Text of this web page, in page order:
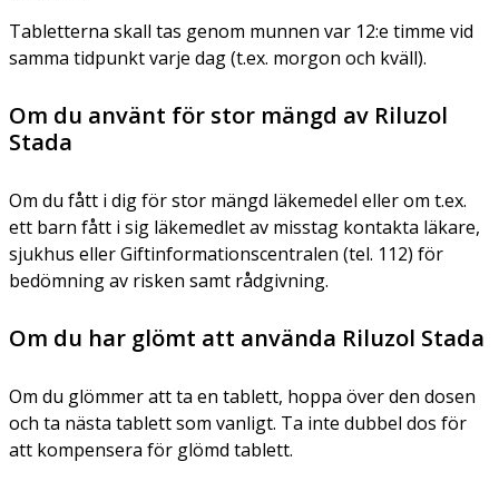
Tabletterna skall tas genom munnen var 12:e timme vid
samma tidpunkt varje dag (t.ex. morgon och kväll).
Om du använt för stor mängd av Riluzol
Stada
Om du fått i dig för stor mängd läkemedel eller om t.ex.
ett barn fått i sig läkemedlet av misstag kontakta läkare,
sjukhus eller Giftinformationscentralen (tel. 112) för
bedömning av risken samt rådgivning.
Om du har glömt att använda Riluzol Stada
Om du glömmer att ta en tablett, hoppa över den dosen
och ta nästa tablett som vanligt. Ta inte dubbel dos för
att kompensera för glömd tablett.